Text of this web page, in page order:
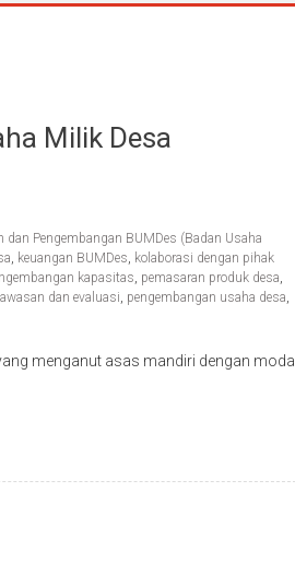
Milik Desa
Pengembangan BUMDes (Badan Usaha
, keuangan BUMDes, kolaborasi dengan pihak
kapasitas, pemasaran produk desa,
dan evaluasi, pengembangan usaha desa,
menganut asas mandiri dengan modal